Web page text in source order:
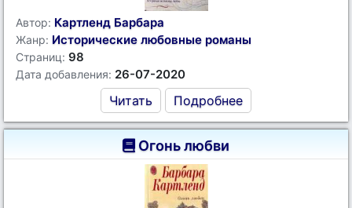
Автор: Картленд Барбара
Жанр: Исторические любовные романы
Страниц: 98
Дата добавления: 26-07-2020
Читать Подробнее
Огонь любви